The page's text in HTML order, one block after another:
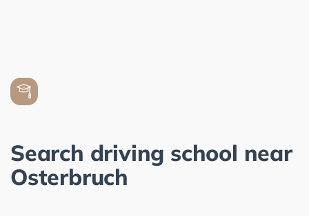
Search driving school near
Osterbruch